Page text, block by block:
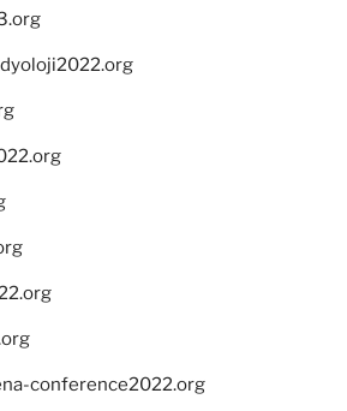
conference2022.org